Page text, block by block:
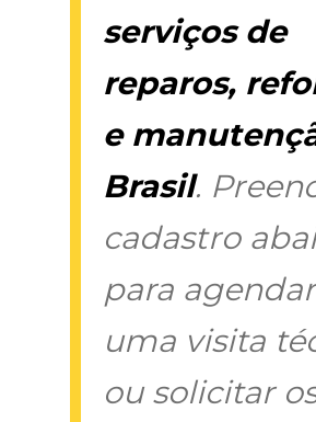
serviços de
reparos,
e
Brasil.
cadastro
para agendar
uma visita
ou solicitar